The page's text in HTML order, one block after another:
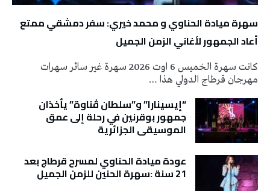
سهرة ميادة الحناوي و محمد خيري: سفر دمشقي ممتع
أعاد الجمهور لأغاني الزمن الجميل
كانت سهرة الخميس 6 اوت 2026 سهرة غير سائر سهرات
مهرجان قرطاج الدولي هذا …
“إيسينارا” و”سلطان ڤناوة” يأخذان
جمهور بوقرنين في رحلة إلى عمق
الموسيقى الجزائرية
عودة ميادة الحناوي لمسرح قرطاج بعد
21 سنة :سهرة الحنين للزمن الجميل